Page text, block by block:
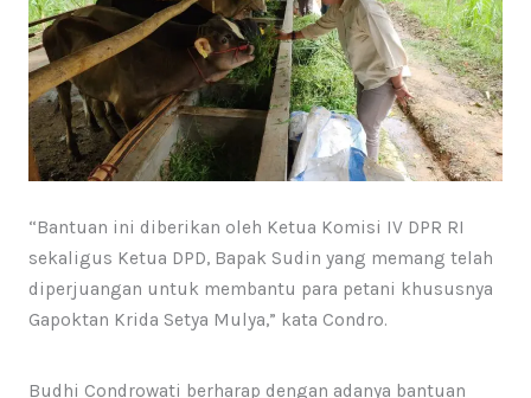
“Bantuan ini diberikan oleh Ketua Komisi IV DPR RI
sekaligus Ketua DPD, Bapak Sudin yang memang telah
diperjuangan untuk membantu para petani khususnya
Gapoktan Krida Setya Mulya,” kata Condro.
Budhi Condrowati berharap dengan adanya bantuan